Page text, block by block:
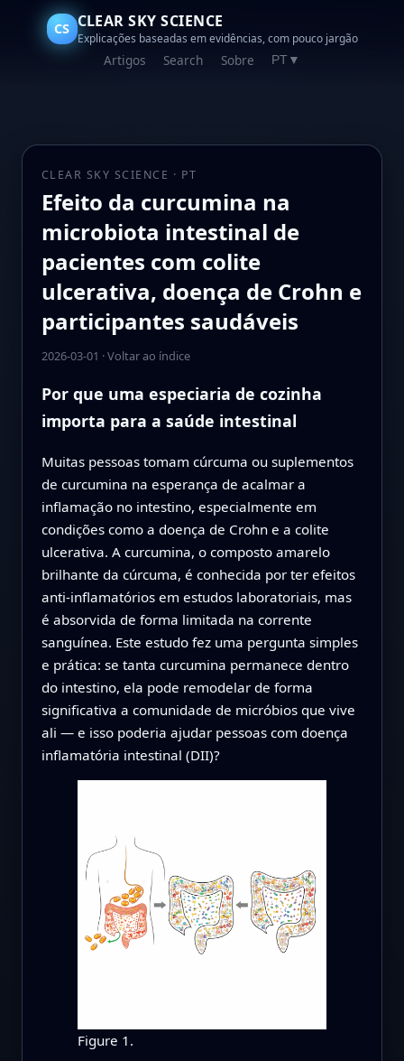
CS CLEAR SKY SCIENCE
Explicações baseadas em evidências, com pouco jargão
Artigos Search Sobre PT ▼
CLEAR SKY SCIENCE · PT
Efeito da curcumina na
microbiota intestinal de
pacientes com colite
ulcerativa, doença de Crohn e
participantes saudáveis
2026-03-01 ·Voltar ao índice
Por que uma especiaria de cozinha
importa para a saúde intestinal
Muitas pessoas tomam cúrcuma ou suplementos
de curcumina na esperança de acalmar a
inflamação no intestino, especialmente em
condições como a doença de Crohn e a colite
ulcerativa. A curcumina, o composto amarelo
brilhante da cúrcuma, é conhecida por ter efeitos
anti‑inflamatórios em estudos laboratoriais, mas
é absorvida de forma limitada na corrente
sanguínea. Este estudo fez uma pergunta simples
e prática: se tanta curcumina permanece dentro
do intestino, ela pode remodelar de forma
significativa a comunidade de micróbios que vive
ali — e isso poderia ajudar pessoas com doença
inflamatória intestinal (DII)?
Figure 1.